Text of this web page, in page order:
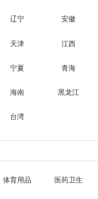
辽宁 安徽
天津 江西
宁夏 青海
海南 黑龙江
台湾
体育用品 医药卫生